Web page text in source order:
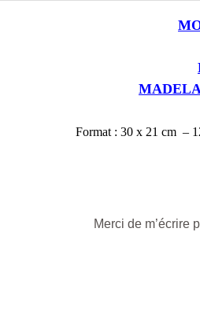
Format : 30 x 21 cm –
Merci de m’écrire